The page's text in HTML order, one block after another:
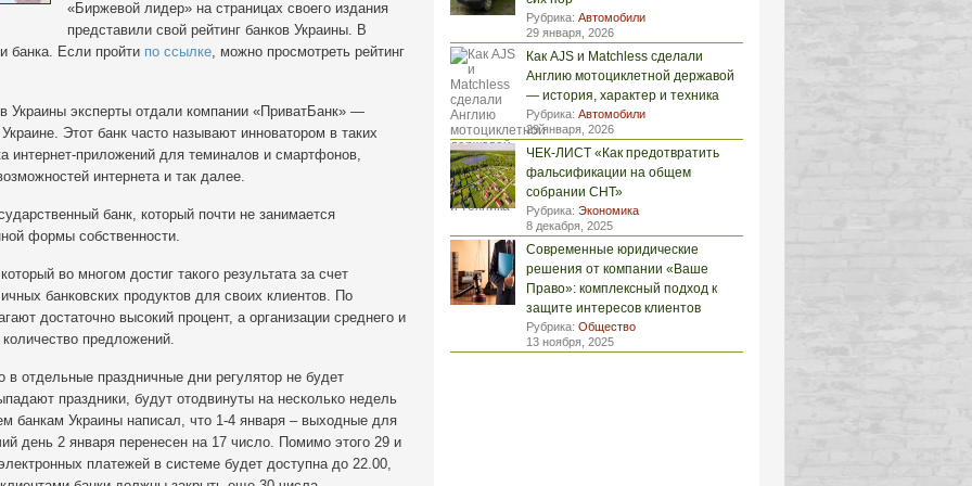
«Биржевой лидер» на страницах своего издания
представили свой рейтинг банков Украины. В
банка. Если пройти по ссылке, можно просмотреть рейтинг
Украины эксперты отдали компании «ПриватБанк» —
Этот банк часто называют инноватором в таких
интернет-приложений для теминалов и смартфонов,
интернета и так далее.
банк, который почти не занимается
формы собственности.
во многом достиг такого результата за счет
банковских продуктов для своих клиентов. По
достаточно высокий процент, а организации среднего и
предложений.
отдельные праздничные дни регулятор не будет
праздники, будут отодвинуты на несколько недель
банкам Украины написал, что 1-4 января – выходные для
день 2 января перенесен на 17 число. Помимо этого 29 и
платежей в системе будет доступна до 22.00,
Рубрика: Автомобили
29 января, 2026
Как AJS и Matchless сделали
Англию мотоциклетной державой
— история, характер и техника
Рубрика: Автомобили
29 января, 2026
ЧЕК-ЛИСТ «Как предотвратить
фальсификации на общем
собрании СНТ»
Рубрика: Экономика
8 декабря, 2025
Современные юридические
решения от компании «Ваше
Право»: комплексный подход к
защите интересов клиентов
Рубрика: Общество
13 ноября, 2025